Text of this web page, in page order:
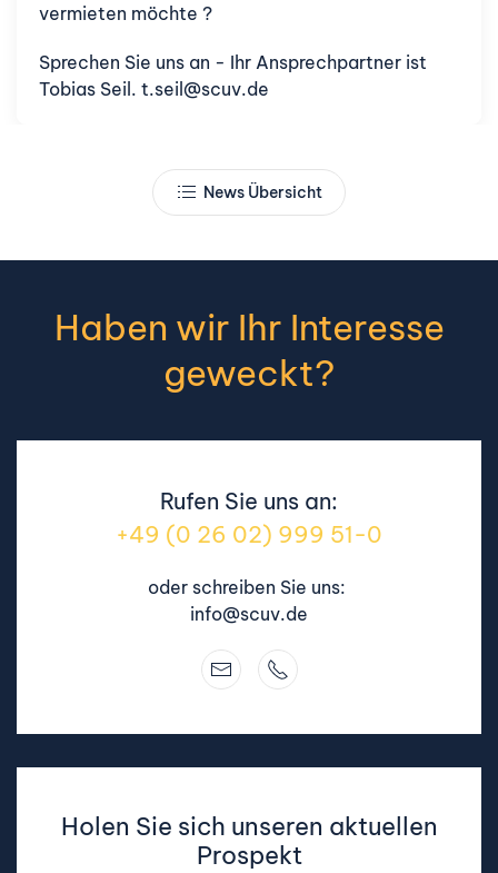
vermieten möchte ?
Sprechen Sie uns an - Ihr Ansprechpartner ist
Tobias Seil. t.seil@scuv.de
News Übersicht
Haben wir Ihr Interesse
geweckt?
Rufen Sie uns an:
+49 (0 26 02) 999 51-0
oder schreiben Sie uns:
info@scuv.de
Holen Sie sich unseren aktuellen
Prospekt